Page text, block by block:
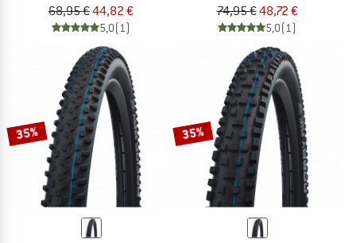
68,95 €44,82 €
5,0(1)
74,95 €48,72 €
5,0(1)
35% 35%